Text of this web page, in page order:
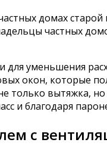
домах
частных
для уменьшения
окон, которые
только вытяжка,
и благодаря
с